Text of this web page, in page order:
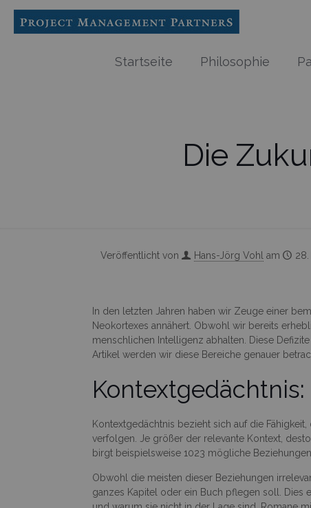
Startseite Philosophie
Die
Veröffentlicht von Hans-Jörg Vohl am
In den letzten Jahren haben wir Zeuge einer
Neokortexes annähert. Obwohl wir bereits
menschlichen Intelligenz abhalten. Diese
Artikel werden wir diese Bereiche genauer
Kontextgedächtnis bezieht sich auf die
verfolgen. Je größer der relevante Kontext,
birgt beispielsweise 1023 mögliche
Obwohl die meisten dieser Beziehungen
ganzes Kapitel oder ein Buch pflegen soll. Dies